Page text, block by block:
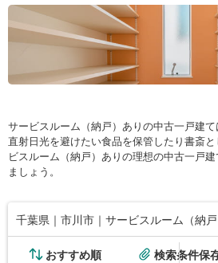
サービスルーム（納戸）ありの中古一戸建
直射日光を避けたい食品を保管したり書斎
ビスルーム（納戸）ありの理想の中古一戸
ましょう。
千葉県｜市川市｜サービスルーム（納戸
おすすめ順 検索条件保